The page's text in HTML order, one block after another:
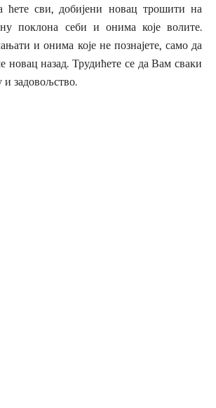
ћете сви, добијени новац трошити на
поклона себи и онима које волите.
и онима које не познајете, само да
новац назад. Трудићете се да Вам сваки
и задовољство.